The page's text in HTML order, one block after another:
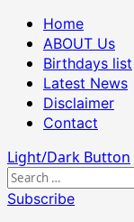
Primary
Menu
Home
ABOUT Us
Birthdays list
Latest News
Disclaimer
Contact
Light/Dark Button
Search
for:
Subscribe